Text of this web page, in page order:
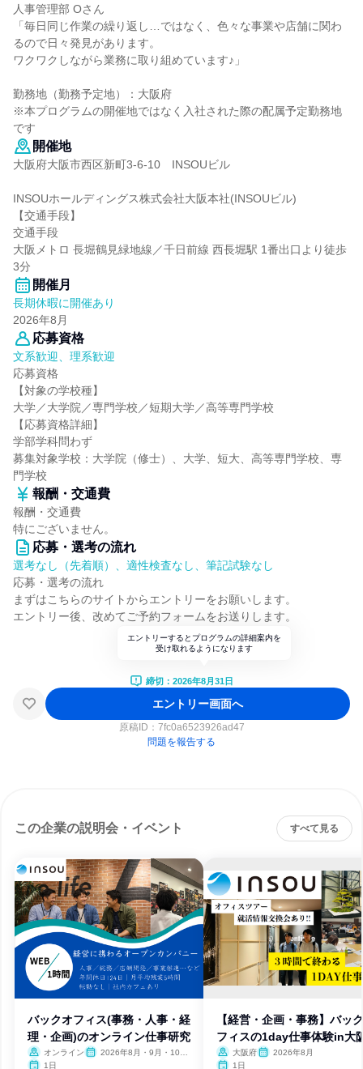
人事管理部 Oさん
「毎日同じ作業の繰り返し…ではなく、色々な事業や店舗に関わ
るので日々発見があります。
ワクワクしながら業務に取り組めています♪」
勤務地（勤務予定地）：大阪府
※本プログラムの開催地ではなく入社された際の配属予定勤務地
です
開催地
大阪府大阪市西区新町3-6-10 INSOUビル
INSOUホールディングス株式会社大阪本社(INSOUビル)
【交通手段】
交通手段
大阪メトロ 長堀鶴見緑地線／千日前線 西長堀駅 1番出口より徒歩
3分
開催月
長期休暇に開催あり
2026年8月
応募資格
文系歓迎、理系歓迎
応募資格
【対象の学校種】
大学／大学院／専門学校／短期大学／高等専門学校
【応募資格詳細】
学部学科問わず
募集対象学校：大学院（修士）、大学、短大、高等専門学校、専
門学校
報酬・交通費
報酬・交通費
特にございません。
応募・選考の流れ
選考なし（先着順）、適性検査なし、筆記試験なし
応募・選考の流れ
まずはこちらのサイトからエントリーをお願いします。
エントリー後、改めてご予約フォームをお送りします。
エントリーするとプログラムの詳細案内を
受け取れるようになります
締切：2026年8月31日
エントリー画面へ
原稿ID： 7fc0a6523926ad47
問題を報告する
この企業の説明会・イベント すべて見る
バックオフィス(事務・人事・経
理・企画)のオンライン仕事研究
オンライン
2026年8月・9月・10
1日
【経営・企画・事務】バッ
フィスの1day仕事体験in大
大阪府
2026年8月
1日